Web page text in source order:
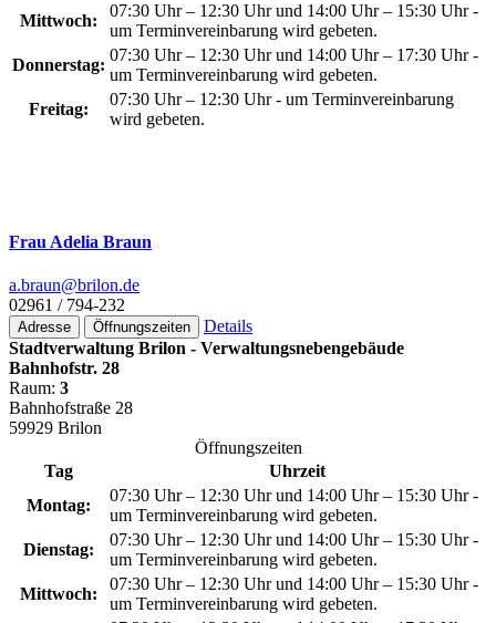
Mittwoch:
07:30 Uhr – 12:30 Uhr und 14:00 Uhr – 15:30 Uhr -
um Terminvereinbarung wird gebeten.
Donnerstag:
07:30 Uhr – 12:30 Uhr und 14:00 Uhr – 17:30 Uhr -
um Terminvereinbarung wird gebeten.
Freitag:
07:30 Uhr – 12:30 Uhr - um Terminvereinbarung
wird gebeten.
Frau Adelia Braun
a.braun@­brilon.de
02961 / 794-232
Adresse Öffnungszeiten
Details
Stadtverwaltung Brilon - Verwaltungsnebengebäude
Bahnhofstr. 28
Raum: 3
Bahnhofstraße 28
59929 Brilon
Öffnungszeiten
Tag
Uhrzeit
Montag:
07:30 Uhr – 12:30 Uhr und 14:00 Uhr – 15:30 Uhr -
um Terminvereinbarung wird gebeten.
Dienstag:
07:30 Uhr – 12:30 Uhr und 14:00 Uhr – 15:30 Uhr -
um Terminvereinbarung wird gebeten.
Mittwoch:
07:30 Uhr – 12:30 Uhr und 14:00 Uhr – 15:30 Uhr -
um Terminvereinbarung wird gebeten.